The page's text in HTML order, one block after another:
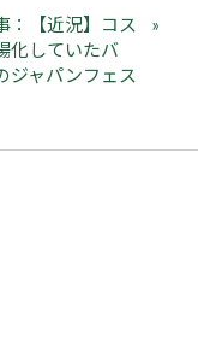
：【近況】コス
化していたバ
ジャパンフェス